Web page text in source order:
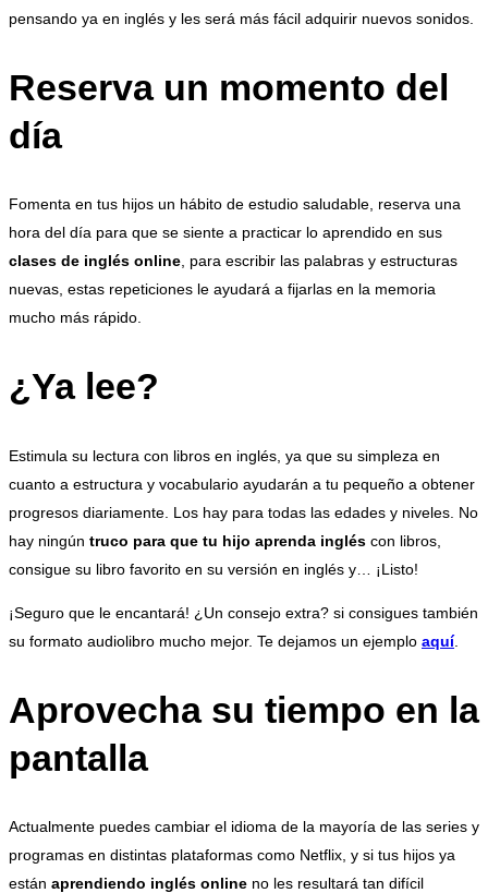
pensando ya en inglés y les será más fácil adquirir nuevos sonidos.
Reserva un momento del
día
Fomenta en tus hijos un hábito de estudio saludable, reserva una
hora del día para que se siente a practicar lo aprendido en sus
clases de inglés online , para escribir las palabras y estructuras
nuevas, estas repeticiones le ayudará a fijarlas en la memoria
mucho más rápido.
¿Ya lee?
Estimula su lectura con libros en inglés, ya que su simpleza en
cuanto a estructura y vocabulario ayudarán a tu pequeño a obtener
progresos diariamente. Los hay para todas las edades y niveles. No
hay ningún truco para que tu hijo aprenda inglés con libros,
consigue su libro favorito en su versión en inglés y… ¡Listo!
¡Seguro que le encantará! ¿Un consejo extra? si consigues también
su formato audiolibro mucho mejor. Te dejamos un ejemplo aquí.
Aprovecha su tiempo en la
pantalla
Actualmente puedes cambiar el idioma de la mayoría de las series y
programas en distintas plataformas como Netflix, y si tus hijos ya
están aprendiendo inglés online no les resultará tan difícil